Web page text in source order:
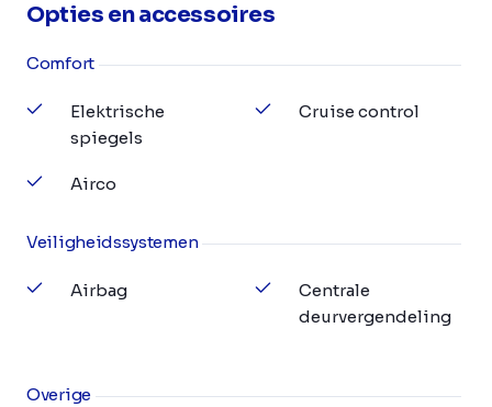
Opties en accessoires
Comfort
Elektrische
spiegels
Airco
Cruise control
Veiligheidssystemen
Airbag
Centrale
deurvergendeling
Overige